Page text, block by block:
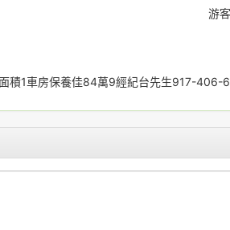
游
積1車房保養佳84萬9經紀台先生917-406-